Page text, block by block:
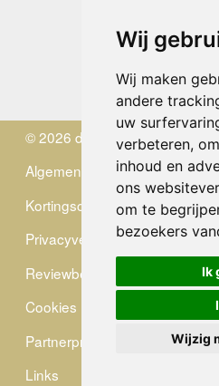
Wij
Wij maken
andere
uw
verbeteren,
inhoud en
ons
om te
bezoekers
Ik
Wijzig
Donderdag
10.00 -
Vrijdag 10.00 -
Zaterdag
Zondag
© 2026 de Zwerver
Algemene Voorwaarden
Kortingscode
Privacyverklaring
Reviewbeleid
Cookies
Partnerprogramma
Links